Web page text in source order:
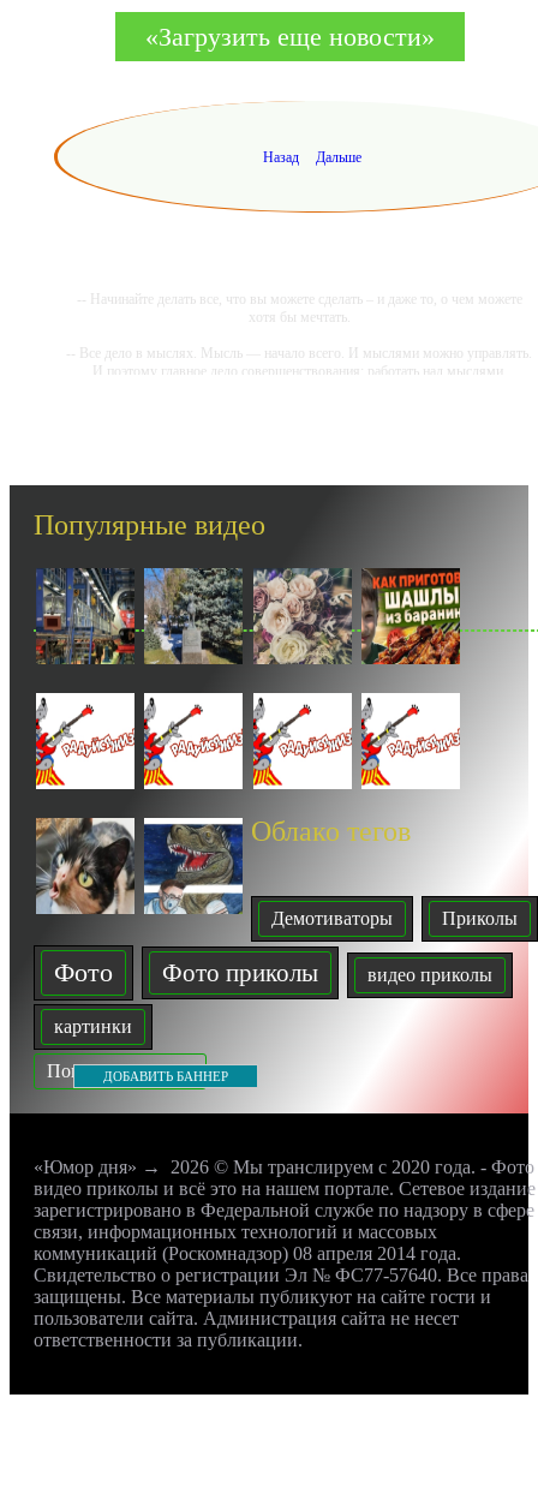
«Загрузить еще новости»
Назад Дальше
-- Начинайте делать все, что вы можете сделать – и даже то, о чем можете
хотя бы мечтать.
-- Все дело в мыслях. Мысль — начало всего. И мыслями можно управлять.
И поэтому главное дело совершенствования: работать над мыслями.
ушей. Он никогда не бывает полезен никому, кроме того, кто его дал.
-- Люблю давать советы и очень не люблю, когда их дают мне.
Популярные видео
Облако тегов
Демотиваторы Приколы
Фото Фото приколы видео приколы
картинки
Показать все теги
ДОБАВИТЬ БАННЕР
«Юмор дня» → 2026 © Мы транслируем с 2020 года. -
видео приколы и всё это на нашем портале. Сетевое издание
зарегистрировано в Федеральной службе по надзору в сфере
связи, информационных технологий и массовых
коммуникаций (Роскомнадзор) 08 апреля 2014 года.
Свидетельство о регистрации Эл № ФС77-57640. Все права
защищены. Все материалы публикуют на сайте гости и
пользователи сайта. Администрация сайта не несет
ответственности за публикации.